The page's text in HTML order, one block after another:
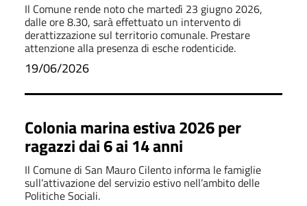
Il Comune rende noto che martedì 23 giugno 2026,
dalle ore 8.30, sarà effettuato un intervento di
derattizzazione sul territorio comunale. Prestare
attenzione alla presenza di esche rodenticide.
19/06/2026
Colonia marina estiva 2026 per
ragazzi dai 6 ai 14 anni
Il Comune di San Mauro Cilento informa le famiglie
sull’attivazione del servizio estivo nell’ambito delle
Politiche Sociali.